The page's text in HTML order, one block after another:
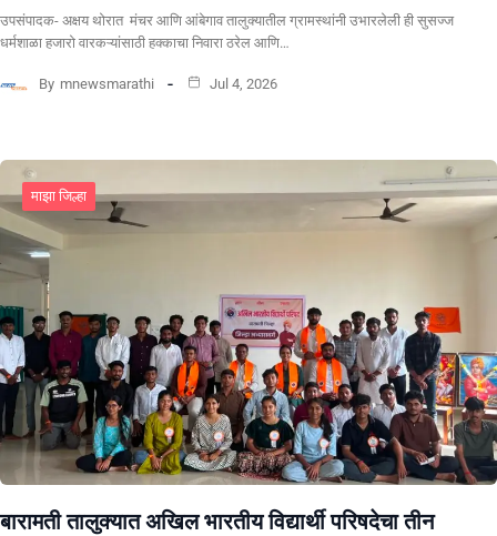
उपसंपादक- अक्षय थोरात मंचर आणि आंबेगाव तालुक्यातील ग्रामस्थांनी उभारलेली ही सुसज्ज
धर्मशाळा हजारो वारकऱ्यांसाठी हक्काचा निवारा ठरेल आणि…
By mnewsmarathi Jul 4, 2026
माझा जिल्हा
बारामती तालुक्यात अखिल भारतीय विद्यार्थी परिषदेचा तीन